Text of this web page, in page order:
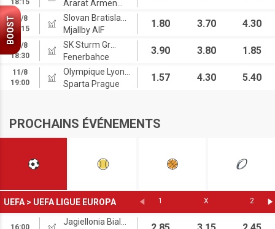
BOOST11/8
18:15
Mjallby AIF
11/8
18:30
Fenerbahce
11/8
19:00
Sparta Prague
1.80 3.70 4.30
3.90 3.80 1.85
1.57 4.30 5.40
PROCHAINS ÉVÉNEMENTS
UEFA > UEFA LIGUE EUROPA 1 X 2